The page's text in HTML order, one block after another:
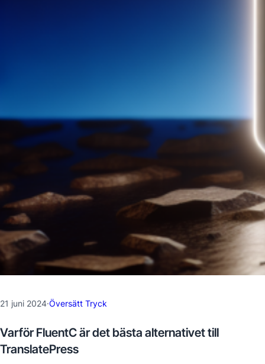
21 juni 2024·Översätt Tryck
Varför FluentC är det bästa alternativet till
TranslatePress